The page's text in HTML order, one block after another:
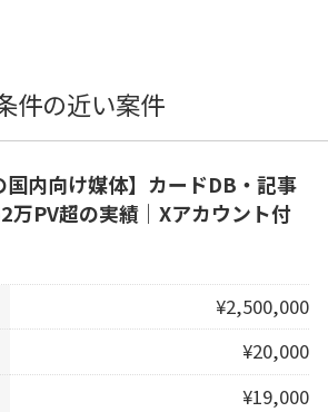
件の近い案件
国内向け媒体】カードDB・記事
万PV超の実績｜Xアカウント付
¥2,500,000
¥20,000
¥19,000